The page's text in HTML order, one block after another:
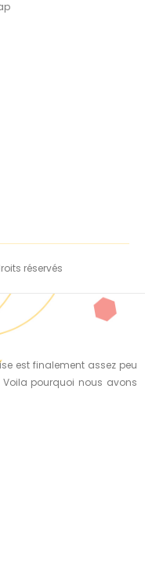
réservés
est finalement assez peu
Voila pourquoi nous avons